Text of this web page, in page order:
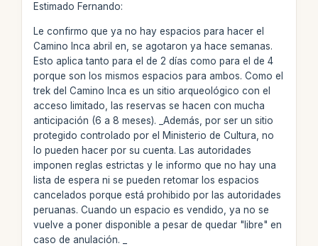
Estimado Fernando:
Le confirmo que ya no hay espacios para hacer el
Camino Inca abril en, se agotaron ya hace semanas.
Esto aplica tanto para el de 2 días como para el de 4
porque son los mismos espacios para ambos. Como el
trek del Camino Inca es un sitio arqueológico con el
acceso limitado, las reservas se hacen con mucha
anticipación (6 a 8 meses). _Además, por ser un sitio
protegido controlado por el Ministerio de Cultura, no
lo pueden hacer por su cuenta. Las autoridades
imponen reglas estrictas y le informo que no hay una
lista de espera ni se pueden retomar los espacios
cancelados porque está prohibido por las autoridades
peruanas. Cuando un espacio es vendido, ya no se
vuelve a poner disponible a pesar de quedar "libre" en
caso de anulación. _